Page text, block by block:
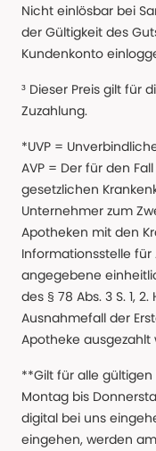
Nicht einlösbar bei
der Gültigkeit des
Kundenkonto
³ Dieser Preis gilt für
Zuzahlung.
*UVP =
AVP = Der für den
gesetzlichen
Unternehmer zum
Apotheken mit den
Informationsstelle für
angegebene
des § 78 Abs. 3 S. 1,
Ausnahmefall der
Apotheke ausgezahlt
**Gilt für alle
Montag bis
digital bei uns
eingehen, werden